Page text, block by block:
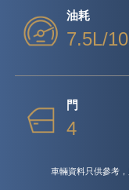
油耗
7.5L/
門
4
車輛資料只供參考